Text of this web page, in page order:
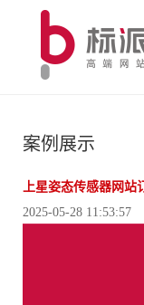
案例展示
上星姿态传感器网
2025-05-28